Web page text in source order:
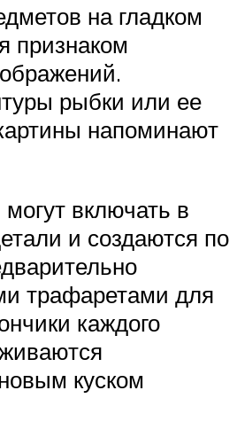
на гладком
признаком
рыбки или ее
напоминают
включать в
и создаются по
трафаретами для
каждого
куском